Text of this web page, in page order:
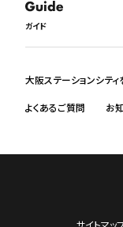
ガイド
大阪ステーションシティ
よくあるご質問 お